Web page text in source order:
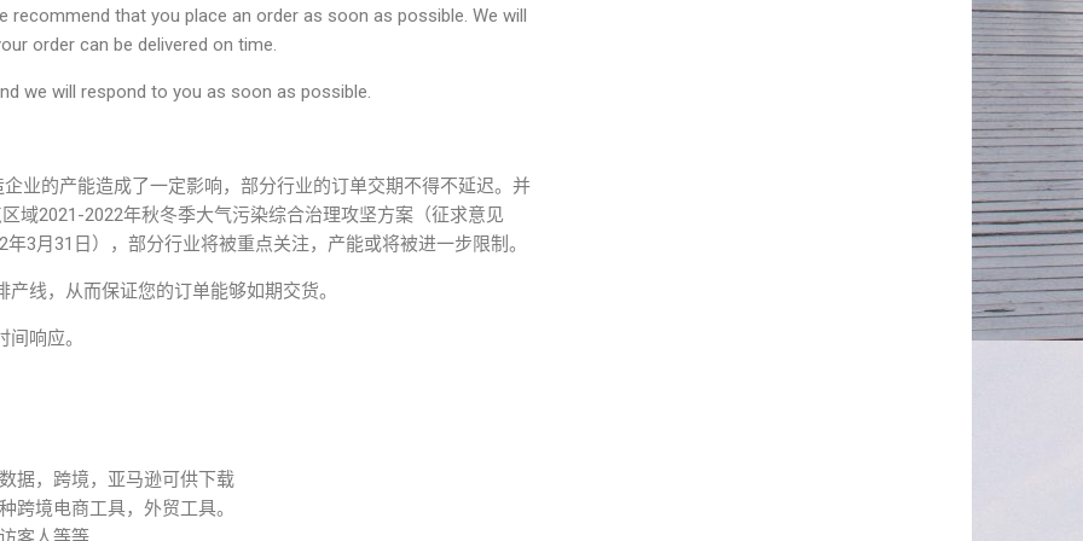
that you place an order as soon as possible. We will
order can be delivered on time.
we will respond to you as soon as possible.
业的产能造成了一定影响，部分行业的订单交期不得不延迟。并
域2021-2022年秋冬季大气污染综合治理攻坚方案（征求意见
3月31日），部分行业将被重点关注，产能或将被进一步限制。
线，从而保证您的订单能够如期交货。
响应。
据，跨境，亚马逊可供下载
跨境电商工具，外贸工具。